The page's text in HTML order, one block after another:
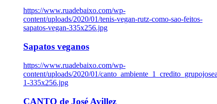
https://www.ruadebaixo.com/wp-
content/uploads/2020/01/tenis-vegan-rutz-como-sao-feitos-
sapatos-vegan-335x256.jpg
Sapatos veganos
https://www.ruadebaixo.com/wp-
content/uploads/2020/01/
1-335x256.jpg
CANTO de José Avillez